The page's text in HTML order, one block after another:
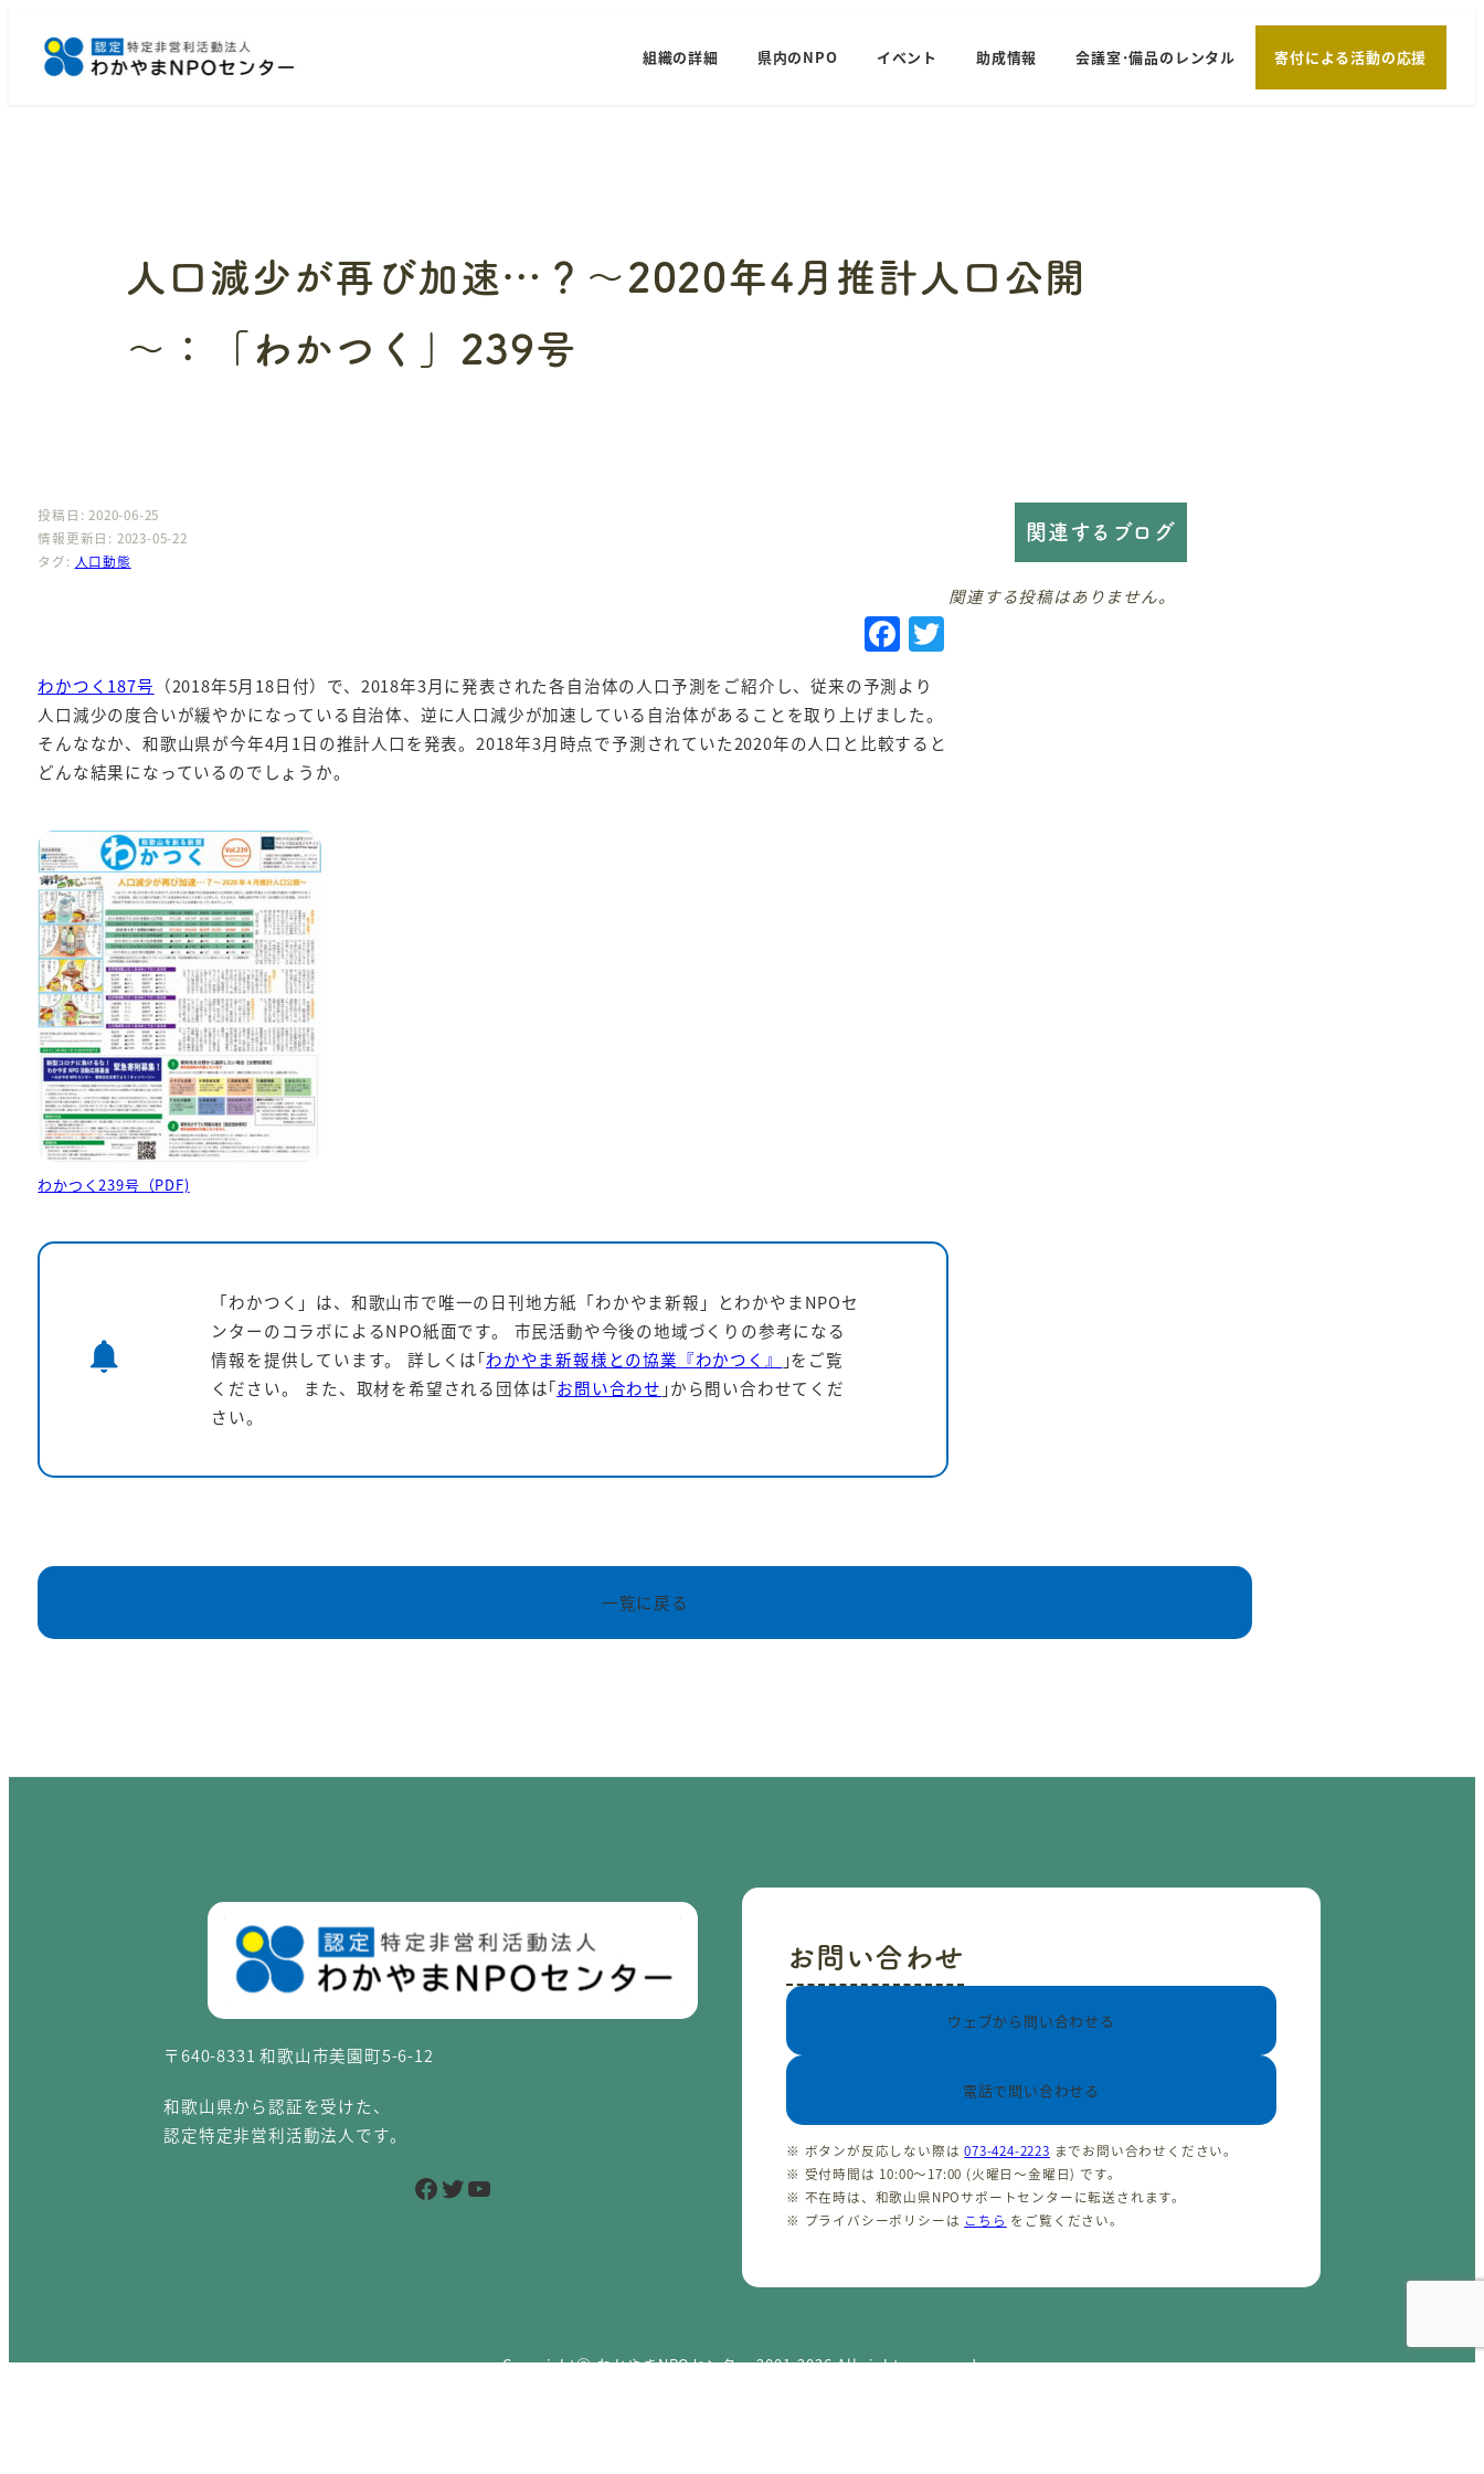
組織の詳細 県内のNPO イベント 助成情報 会議室･備品のレンタル 寄付による活動の応援
人口減少が再び加速…？～2020年4月推計人口公開
～：「わかつく」239号
投稿日: 2020-06-25
情報更新日: 2023-05-22
タグ: 人口動態
F
a
c
e
わかつく187号 （2018年5月18日付）で、2018年3月に発表された各自治体の人口予測をご紹介し、従来の予測より
人口減少の度合いが緩やかになっている自治体、逆に人口減少が加速している自治体があることを取り上げました。
そんななか、和歌山県が今年4月1日の推計人口を発表。2018年3月時点で予測されていた2020年の人口と比較すると
どんな結果になっているのでしょうか。
わかつく239号（PDF)
notifications
「わかつく」は、和歌山市で唯一の日刊地方紙「わかやま新報」とわかやまNPOセ
ンターのコラボによるNPO紙面です。 市民活動や今後の地域づくりの参考になる
情報を提供しています。 詳しくは｢わかやま新報様との協業『わかつく』
｣をご覧
ください。 また、取材を希望される団体は｢お問い合わせ ｣から問い合わせてくだ
さい。
関連するブログ
関連する投稿はありません。
一覧に戻る
〒640-8331 和歌山市美園町5-6-12
和歌山県から認証を受けた、
認定特定非営利活動法人です。
Facebook Twitter YouTube
お問い合わせ
ウェブから問い合わせる
電話で問い合わせる
※ ボタンが反応しない際は073-424-2223 までお問い合わせください。
※ 受付時間は 10:00〜17:00 (火曜日〜金曜日) です。
※ 不在時は、和歌山県NPOサポートセンターに転送されます。
※ プライバシーポリシーは こちら をご覧ください。
CopyrightⒸ わかやまNPOセンター 2001-2026 All rights reserved.